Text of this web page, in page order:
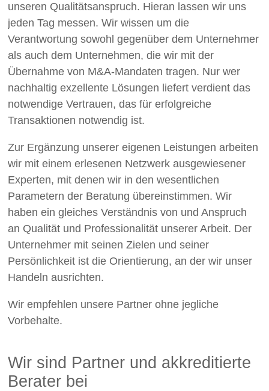
unseren Qualitätsanspruch. Hieran lassen wir uns
jeden Tag messen. Wir wissen um die
Verantwortung sowohl gegenüber dem Unternehmer
als auch dem Unternehmen, die wir mit der
Übernahme von M&A-Mandaten tragen. Nur wer
nachhaltig exzellente Lösungen liefert verdient das
notwendige Vertrauen, das für erfolgreiche
Transaktionen notwendig ist.
Zur Ergänzung unserer eigenen Leistungen arbeiten
wir mit einem erlesenen Netzwerk ausgewiesener
Experten, mit denen wir in den wesentlichen
Parametern der Beratung übereinstimmen. Wir
haben ein gleiches Verständnis von und Anspruch
an Qualität und Professionalität unserer Arbeit. Der
Unternehmer mit seinen Zielen und seiner
Persönlichkeit ist die Orientierung, an der wir unser
Handeln ausrichten.
Wir empfehlen unsere Partner ohne jegliche
Vorbehalte.
Wir sind Partner und akkreditierte
Berater bei